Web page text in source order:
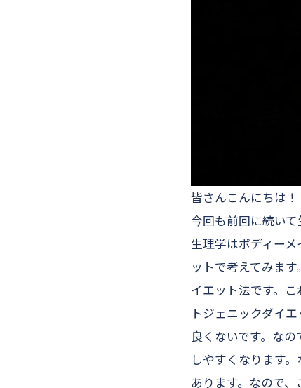
皆さんこんにちは！
今回も前回に続いて
生理学はボディー
ットで考えてみま
イエット法です。
トジェニックダイ
良くないです。な
しやすくなります
あります。なので